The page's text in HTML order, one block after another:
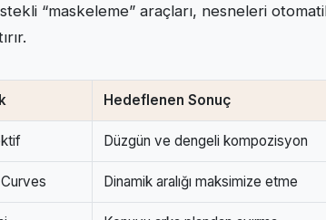
“maskeleme” araçları, nesneleri
Hedeflenen Sonuç
Düzgün ve dengeli kompozisyon
Dinamik aralığı maksimize etme